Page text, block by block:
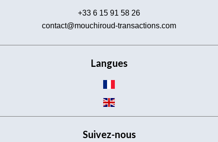
+33 6 15 91 58 26
contact@mouchiroud-transactions.com
Langues
Suivez-nous